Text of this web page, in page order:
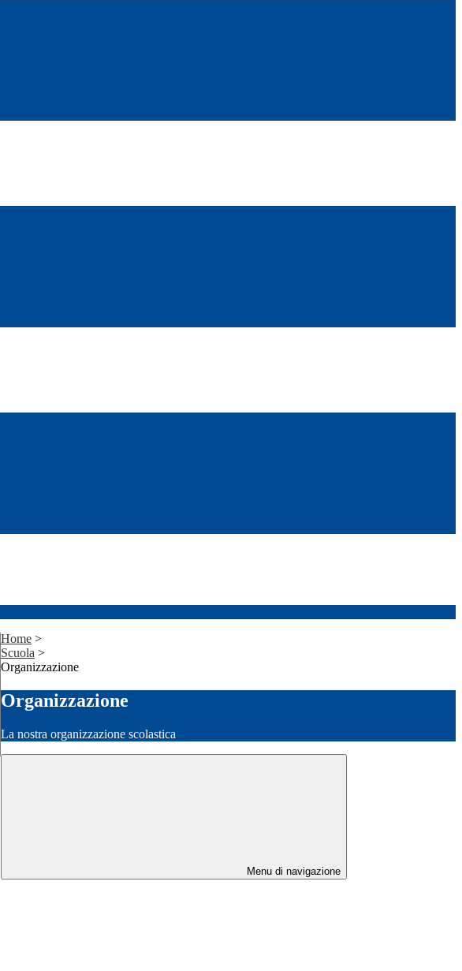
Home >
Scuola >
Organizzazione
Organizzazione
La nostra organizzazione scolastica
Menu di navigazione